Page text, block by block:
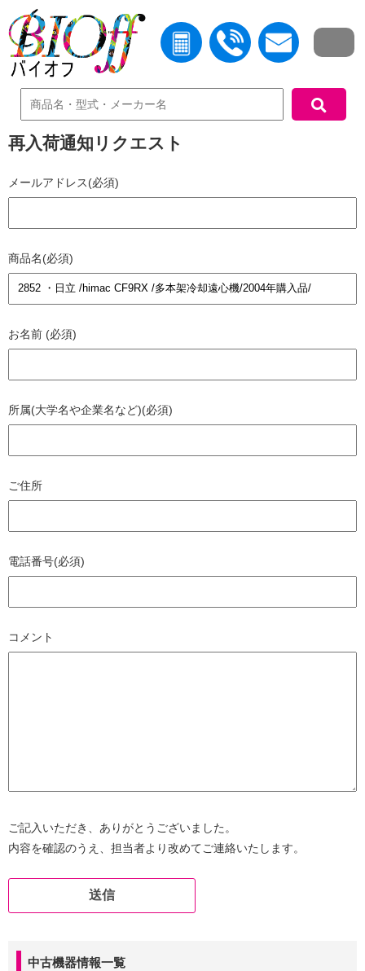
中古機器情報一覧
中古機器検索
再入荷通知リクエスト
メールアドレス(必須)
商品名(必須)
お名前 (必須)
所属(大学名や企業名など)(必須)
ご住所
電話番号(必須)
コメント
ご記入いただき、ありがとうございました。
内容を確認のうえ、担当者より改めてご連絡いたします。